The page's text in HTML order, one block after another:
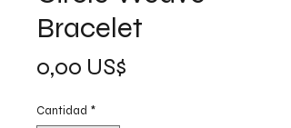
Bracelet
0,00 US$
Cantidad *